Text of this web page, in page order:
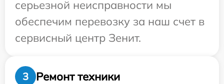
серьезной неисправности мы
обеспечим перевозку за наш счет в
сервисный центр Зенит.
3
Ремонт техники